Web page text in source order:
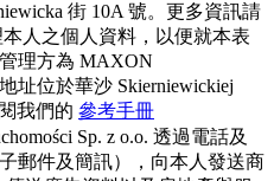
街 10A 號。更多資訊請
人之個人資料，以便就本表
理方為 MAXON
址位於華沙 Skierniewickiej
我們的 參考手冊
Sp. z o.o. 透過電話及
郵件及簡訊），向本人發送商